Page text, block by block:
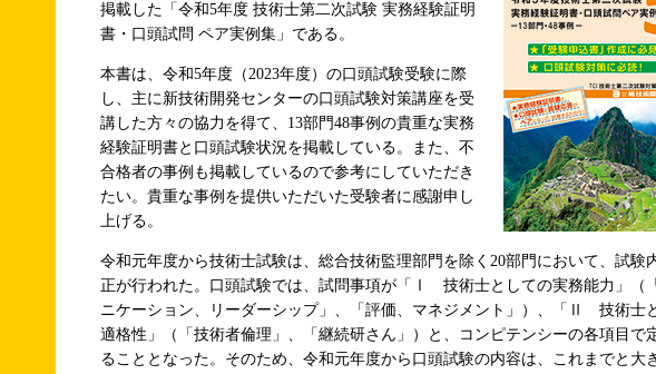
掲載した「令和5年度 技術士第二次試験 実務経験証明
書・口頭試問 ペア実例集」である。
本書は、令和5年度（2023年度）の口頭試験受験に際
し、主に新技術開発センターの口頭試験対策講座を受
講した方々の協力を得て、13部門48事例の貴重な実務
経験証明書と口頭試験状況を掲載している。また、不
合格者の事例も掲載しているので参考にしていただき
たい。貴重な事例を提供いただいた受験者に感謝申し
上げる。
令和元年度から技術士試験は、総合技術監理部門を除く20部門において、試験
正が行われた。口頭試験では、試問事項が「Ⅰ 技術士としての実務能力」（
ニケーション、リーダーシップ」、「評価、マネジメント」）、「Ⅱ 技術士
適格性」（「技術者倫理」、「継続研さん」）と、コンピテンシーの各項目で
ることとなった。そのため、令和元年度から口頭試験の内容は、これまでと大